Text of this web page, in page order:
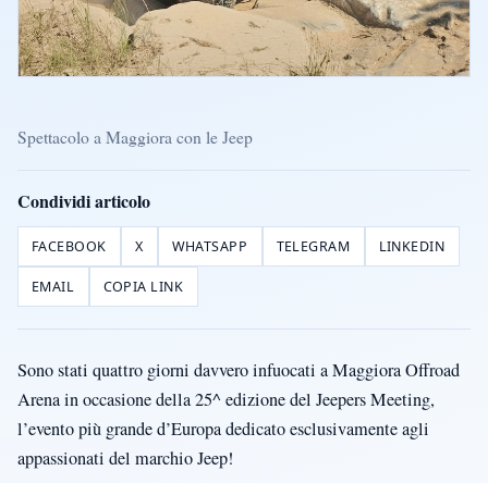
Spettacolo a Maggiora con le Jeep
Condividi articolo
FACEBOOK X WHATSAPP TELEGRAM LINKEDIN
EMAIL COPIA LINK
Sono stati quattro giorni davvero infuocati a Maggiora Offroad
Arena in occasione della 25^ edizione del Jeepers Meeting,
l’evento più grande d’Europa dedicato esclusivamente agli
appassionati del marchio Jeep!